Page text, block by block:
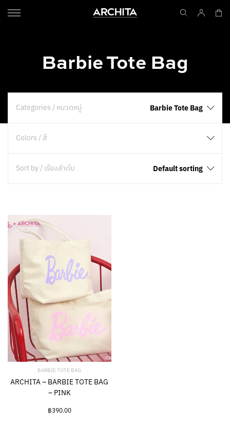
Barbie Tote Bag
Categories / หมวดหมู่ Barbie Tote Bag
Colors / สี
Sort by / เรียงลำดับ Default sorting
BARBIE TOTE BAG
ARCHITA – BARBIE TOTE BAG
– PINK
฿390.00